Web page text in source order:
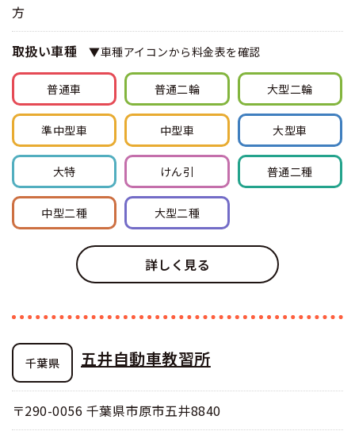
方
取扱い車種 ▼車種アイコンから料金表を確認
普通車 普通二輪 大型二輪
準中型車 中型車 大型車
大特 けん引 普通二種
中型二種 大型二種
詳しく見る
千葉県 五井自動車教習所
〒290-0056 千葉県市原市五井8840